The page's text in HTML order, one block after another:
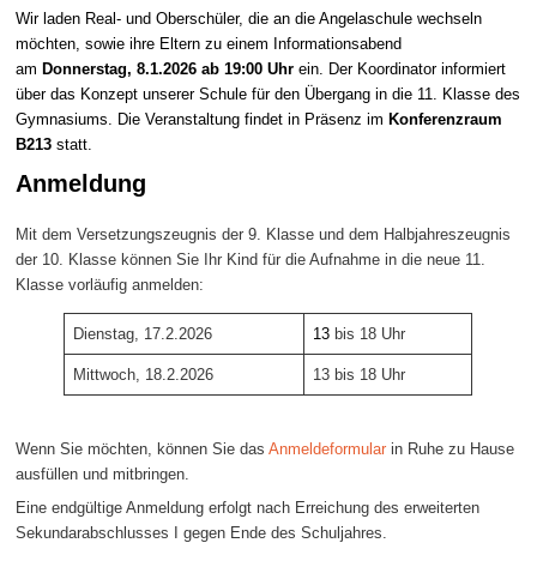
Wir laden Real- und Oberschüler, die an die Angelaschule wechseln
möchten, sowie ihre Eltern zu einem Informationsabend
amDonnerstag, 8.1.2026 ab 19:00 Uhr ein. Der Koordinator informiert
über das Konzept unserer Schule für den Übergang in die 11. Klasse des
Gymnasiums. Die Veranstaltung findet in Präsenz imKonferenzraum
B213 statt.
Anmeldung
Mit dem Versetzungszeugnis der 9. Klasse und dem Halbjahreszeugnis
der 10. Klasse können Sie Ihr Kind für die Aufnahme in die neue 11.
Klasse vorläufig anmelden:
Dienstag, 17.2.2026 13bis 18 Uhr
Mittwoch, 18.2.2026 13 bis 18 Uhr
Wenn Sie möchten, können Sie dasAnmeldeformular in Ruhe zu Hause
ausfüllen und mitbringen.
Eine endgültige Anmeldung erfolgt nach Erreichung des erweiterten
Sekundarabschlusses I gegen Ende des Schuljahres.